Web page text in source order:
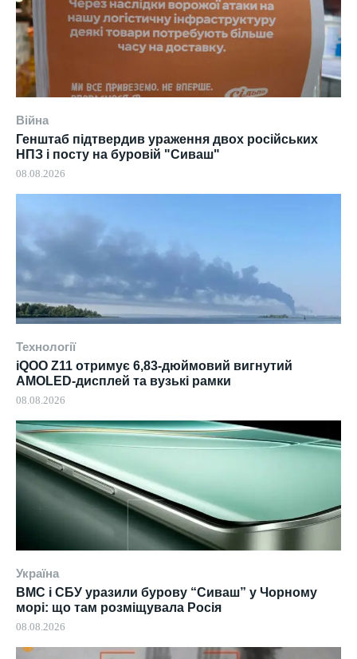
Війна
Генштаб підтвердив ураження двох російських
НПЗ і посту на буровій "Сиваш"
08.08.2026
Технології
iQOO Z11 отримує 6,83-дюймовий вигнутий
AMOLED-дисплей та вузькі рамки
08.08.2026
Україна
ВМС і СБУ уразили бурову “Сиваш” у Чорному
морі: що там розміщувала Росія
08.08.2026